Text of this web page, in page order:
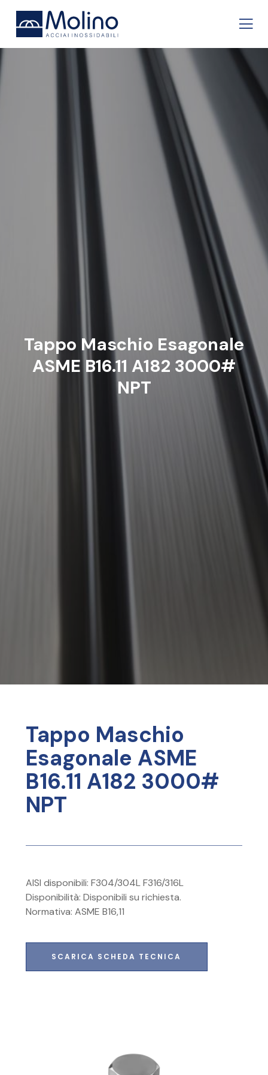
Tappo Maschio Esagonale
ASME B16.11 A182 3000#
NPT
Tappo Maschio
Esagonale ASME
B16.11 A182 3000#
NPT
AISI disponibili: F304/304L F316/316L
Disponibilità: Disponibili su richiesta.
Normativa: ASME B16,11
SCARICA SCHEDA TECNICA